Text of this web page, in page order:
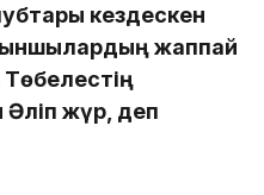
кездескен
жаппай
Төбелестің
жүр, деп